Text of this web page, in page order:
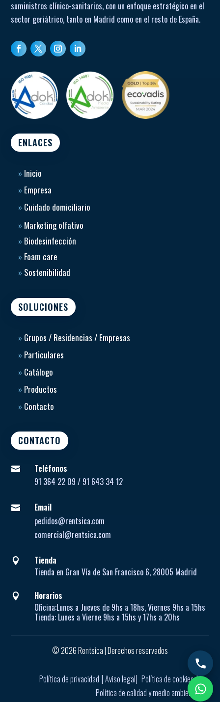
suministros clínico-sanitarios, con un enfoque estratégico en el
sector geriátrico, tanto en Madrid como en el resto de España.
ENLACES
» Inicio
» Empresa
» Cuidado domiciliario
» Marketing olfativo
» Biodesinfección
» Foam care
» Sostenibilidad
SOLUCIONES
» Grupos / Residencias / Empresas
» Particulares
» Catálogo
» Productos
» Contacto
CONTACTO

Teléfonos
91 364 22 09 / 91 643 34 12

Email
pedidos@rentsica.com
comercial@rentsica.com

Tienda
Tienda en Gran Vía de San Francisco 6, 28005 Madrid

Horarios
Oficina:Lunes a Jueves de9hs a 18hs, Viernes 9hs a 15hs
Tienda: Lunes a Vierne9hs a 15hs y 17hs a 20hs
© 2026 Rentsica | Derechos reservados
Política de privacidad |Aviso legal|Política de cookies|
Política de calidad y medio ambiente